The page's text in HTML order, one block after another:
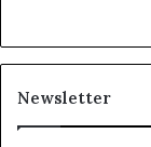
Newsletter